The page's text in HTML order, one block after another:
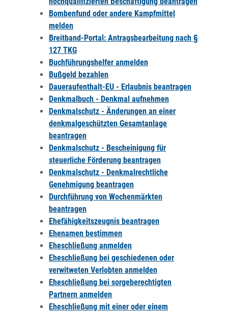
Bombenfund oder andere Kampfmittel
melden
Breitband-Portal: Antragsbearbeitung nach §
127 TKG
Buchführungshelfer anmelden
Bußgeld bezahlen
Daueraufenthalt-EU - Erlaubnis beantragen
Denkmalbuch - Denkmal aufnehmen
Denkmalschutz - Änderungen an einer
denkmalgeschützten Gesamtanlage
beantragen
Denkmalschutz - Bescheinigung für
steuerliche Förderung beantragen
Denkmalschutz - Denkmalrechtliche
Genehmigung beantragen
Durchführung von Wochenmärkten
beantragen
Ehefähigkeitszeugnis beantragen
Ehenamen bestimmen
Eheschließung anmelden
Eheschließung bei geschiedenen oder
verwitweten Verlobten anmelden
Eheschließung bei sorgeberechtigten
Partnern anmelden
Eheschließung mit einer oder einem